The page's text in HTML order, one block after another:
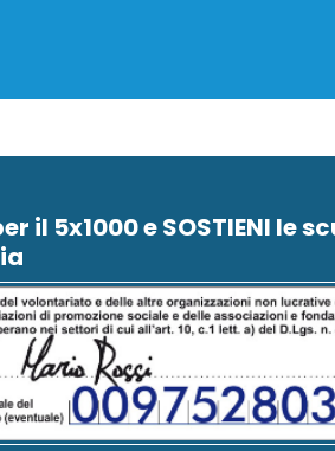
il 5x1000 e SOSTIENI le